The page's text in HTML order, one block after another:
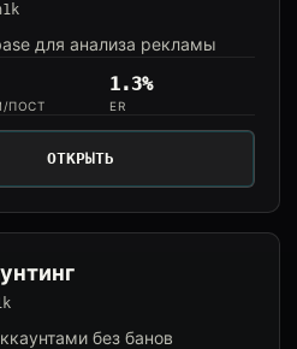
для анализа рекламы
ПОСТ
1.3%
ER
ОТКРЫТЬ
без банов